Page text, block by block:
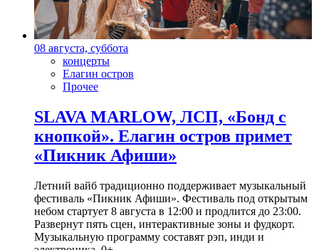
08 августа, суббота
концерты
Елагин остров
Прочее
SLAVA MARLOW, ЛСП, «Бонд с
кнопкой». Елагин остров примет
«Пикник Афиши»
Летний вайб традиционно поддерживает музыкальный
фестиваль «Пикник Афиши». Фестиваль под открытым
небом стартует 8 августа в 12:00 и продлится до 23:00.
Развернут пять сцен, интерактивные зоны и фудкорт.
Музыкальную программу составят рэп, инди и